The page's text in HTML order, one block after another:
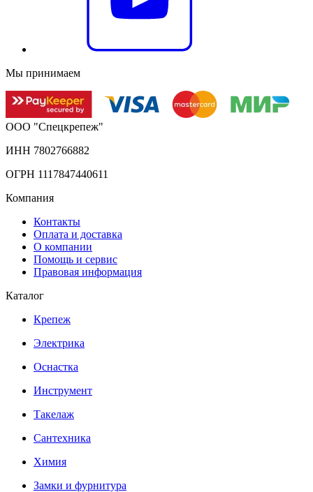
Мы принимаем
ООО "Спецкрепеж"
ИНН 7802766882
ОГРН 1117847440611
Компания
Контакты
Оплата и доставка
О компании
Помощь и сервис
Правовая информация
Каталог
Крепеж
Электрика
Оснастка
Инструмент
Такелаж
Сантехника
Химия
Замки и фурнитура